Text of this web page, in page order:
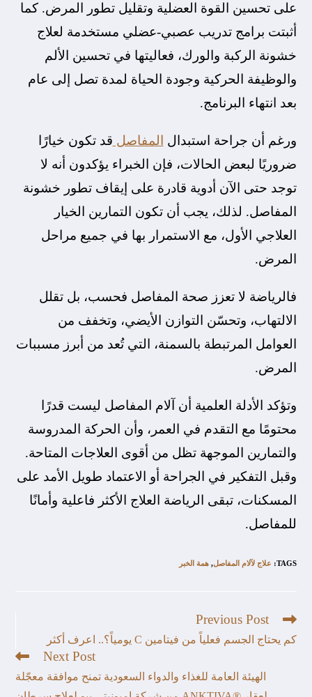
على تحسين القوة العضلية وتقليل تطور المرض. كما
أثبتت برامج تدريب عصبي-عضلي مستخدمة لعلاج
خشونة الركبة والورك، فعاليتها في تحسين الألم
والوظيفة الحركية وجودة الحياة لمدة تصل إلى عام
بعد انتهاء البرنامج.
ورغم أن جراحة استبدال المفاصل قد تكون خيارًا
ضروريًا لبعض الحالات، فإن الخبراء يؤكدون أنه لا
توجد حتى الآن أدوية قادرة على إيقاف تطور خشونة
المفاصل. لذلك، يجب أن تكون التمارين الخيار
العلاجي الأول، مع الاستمرار بها في جميع مراحل
المرض.
فالرياضة لا تعزز صحة المفاصل فحسب، بل تقلل
الالتهاب، وتحسّن التوازن الأيضي، وتخفف من
العوامل المرتبطة بالسمنة، التي تُعد من أبرز مسببات
المرض.
وتؤكد الأدلة العلمية أن آلام المفاصل ليست قدرًا
محتومًا مع التقدم في العمر، وأن الحركة المدروسة
والتمارين الموجهة تظل من أقوى العلاجات المتاحة.
وقبل التفكير في الجراحة أو الاعتماد طويل الأمد على
المسكنات، تبقى الرياضة العلاج الأكثر فاعلية وأمانًا
للمفاصل.
TAGS
: علاج لآلام المفاصل, همة الخبر
Previous Post
كم يحتاج الجسم فعلياً من فيتامين C يومياً؟.. اعرف أكثر
Next Post
الهيئة العامة للغذاء والدواء السعودية تمنح موافقة معجّلة